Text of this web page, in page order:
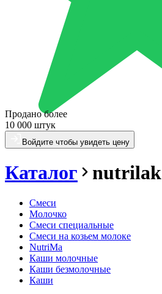
Продано более
10 000 штук
Войдите чтобы увидеть цену
Каталог nutrilak
Смеси
Молочко
Смеси специальные
Смеси на козьем молоке
NutriMa
Каши молочные
Каши безмолочные
Каши